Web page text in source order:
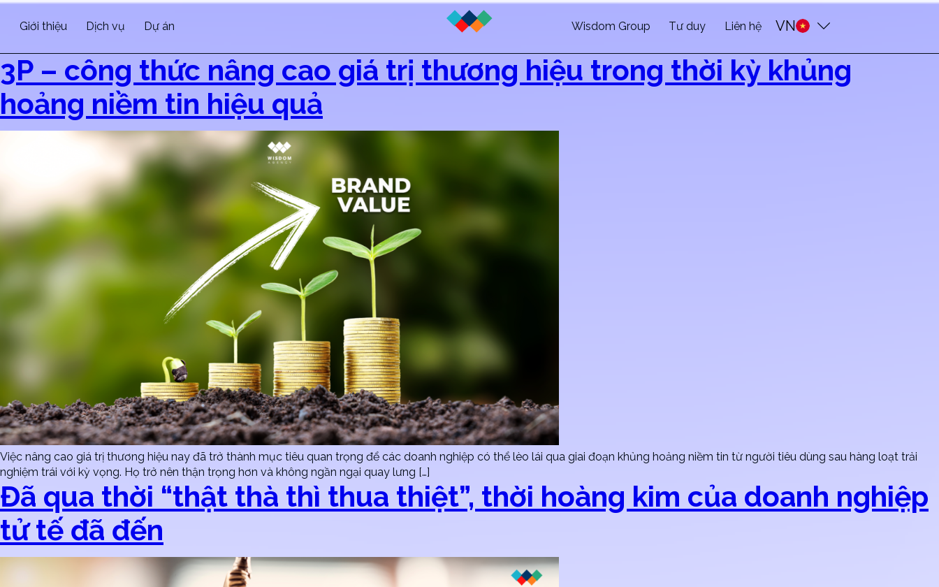
Giới thiệu Dịch vụ Dự án Wisdom Group Tư duy Liên hệ VN
3P – công thức nâng cao giá trị thương hiệu trong thời kỳ khủng
hoảng niềm tin hiệu quả
Việc nâng cao giá trị thương hiệu nay đã trở thành mục tiêu quan trọng để các doanh nghiệp có thể lèo lái qua giai đoạn khủng hoảng niềm tin từ người tiêu dùng sau hàng loạt trải
nghiệm trái với kỳ vọng. Họ trở nên thận trọng hơn và không ngần ngại quay lưng […]
Đã qua thời “thật thà thì thua thiệt”, thời hoàng kim của doanh nghiệp
tử tế đã đến